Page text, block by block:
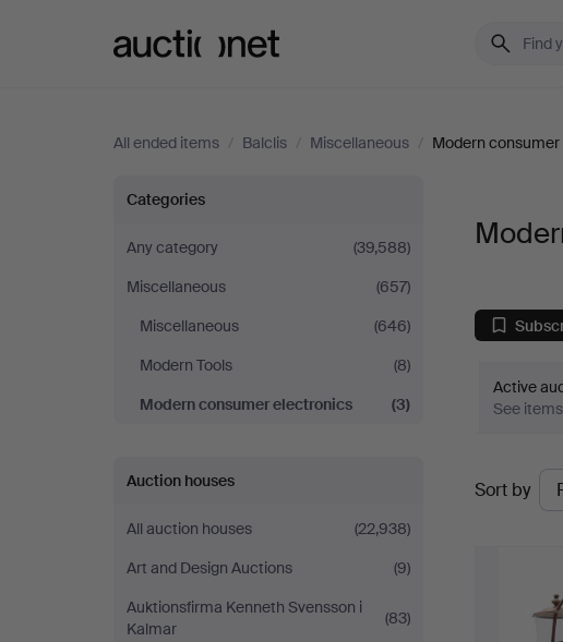
All ended items / Balclis / Miscellaneous / Modern
Modern
consumer
electronics
at
Balclis
Categories
Any category
(39,588)
Miscellaneous
(657)
Miscellaneous
(646)
Modern Tools
(8)
Modern consumer electronics
(3)
Auction houses
All auction houses
(22,938)
Art and Design Auctions
(9)
Auktionsfirma Kenneth Svensson i
Kalmar
(83)
Active
See
Ended
Sort by